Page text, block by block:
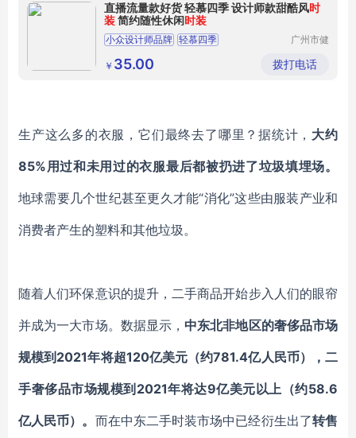
直播流量款好货 轻慕四季 设计师款甜酷风时
装简约随性休闲时装
小众设计师品牌 轻慕四季
简约时尚随性穿搭
厂家一手女装货源
广州市健
限公司
￥ 35.00 拨打电话
生产这么多的衣服，它们最终去了哪里？据统计， 大约
85%用过和未用过的衣服最后都被扔进了垃圾填埋场。
地球需要几个世纪甚至更久才能“消化”这些由服装产业和
消费者产生的塑料和其他垃圾。
随着人们环保意识的提升，二手商品开始步入人们的眼帘
并成为一大市场。数据显示， 中东北非地区的奢侈品市场
规模到2021年将超120亿美元（约781.4亿人民币），二
手奢侈品市场规模到2021年将达9亿美元以上（约58.6
亿人民币）。 而在中东二手时装市场中已经衍生出了转售